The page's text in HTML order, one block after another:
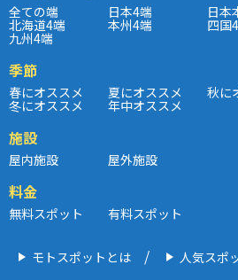
全ての端 日本4端 日本
北海道4端 本州4端 四国
九州4端
季節
春にオススメ 夏にオススメ 秋に
冬にオススメ 年中オススメ
施設
屋内施設 屋外施設
料金
無料スポット 有料スポット
モトスポットとは 人気スポ